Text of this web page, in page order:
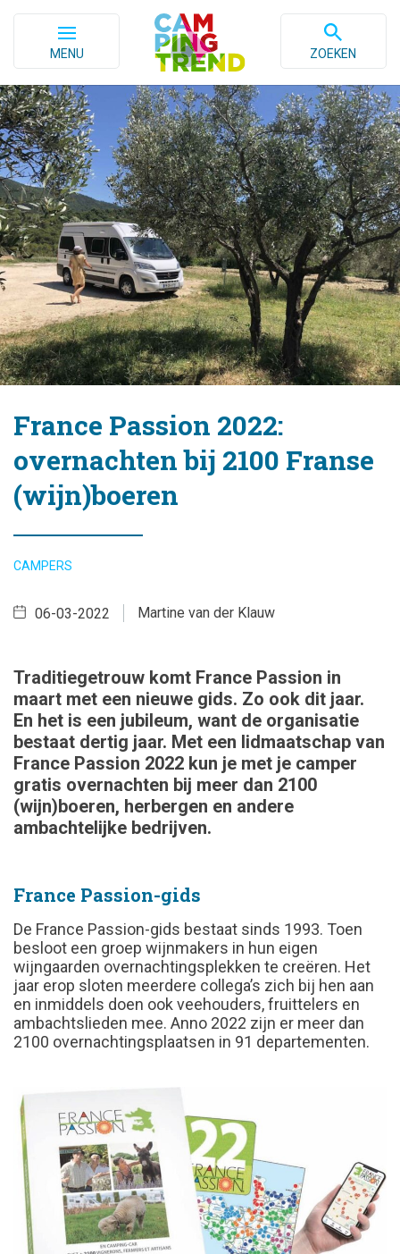
MENU ZOEKEN
France Passion 2022:
overnachten bij 2100 Franse
(wijn)boeren
CAMPERS
Martine van der Klauw
06-03-2022
Traditiegetrouw komt France Passion in
maart met een nieuwe gids. Zo ook dit jaar.
En het is een jubileum, want de organisatie
bestaat dertig jaar. Met een lidmaatschap van
France Passion 2022 kun je met je camper
gratis overnachten bij meer dan 2100
(wijn)boeren, herbergen en andere
ambachtelijke bedrijven.
France Passion-gids
De France Passion-gids bestaat sinds 1993. Toen
besloot een groep wijnmakers in hun eigen
wijngaarden overnachtingsplekken te creëren. Het
jaar erop sloten meerdere collega’s zich bij hen aan
en inmiddels doen ook veehouders, fruittelers en
ambachtslieden mee. Anno 2022 zijn er meer dan
2100 overnachtingsplaatsen in 91 departementen.